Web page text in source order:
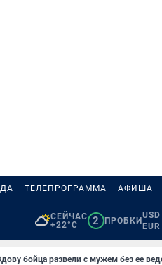
ТЕЛЕПРОГРАММА АФИША
СЕЙЧАС
+22°C
2 ПРОБКИ
бойца развели с мужем без ее